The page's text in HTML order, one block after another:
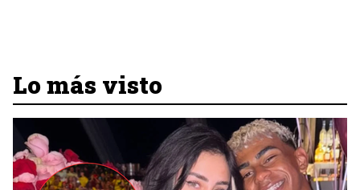
Lo más visto